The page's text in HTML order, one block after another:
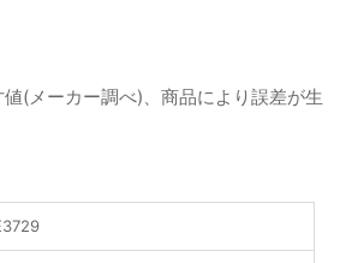
(メーカー調べ)、商品により誤差が生